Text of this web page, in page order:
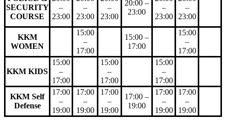
SECURITY
COURSE
–
23:00
–
23:00
–
23:00
20:00 –
23:00
–
23:00
–
23:00
KKM
WOMEN
15:00
–
17:00
15:00 –
17:00
15:00
–
17:00
KKM KIDS
15:00
–
17:00
15:00
–
17:00
15:00
–
17:00
KKM Self
Defense
17:00
–
19:00
17:00
–
19:00
17:00
–
19:00
17:00 –
19:00
17:00
–
19:00
17:00
–
19:00